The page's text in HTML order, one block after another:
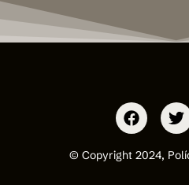
© Copyright 2024,